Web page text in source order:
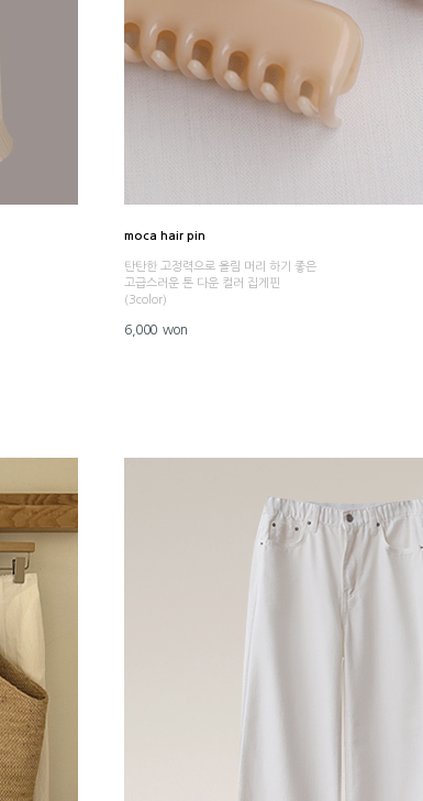
moca hair pin
탄탄한 고정력으로 올림 머리 하기 좋은
고급스러운 톤 다운 컬러 집게핀
(3color)
6,000 won